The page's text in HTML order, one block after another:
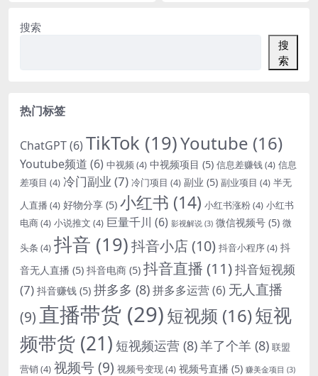
搜索
搜
索
热门标签
ChatGPT(6) TikTok (19)Youtube (16)
Youtube频道 (6) 中视频(4) 中视频项目 (5) 信息差赚钱(4) 信息
差项目 (4) 冷门副业 (7) 冷门项目 (4) 副业 (5) 副业项目 (4) 半无
人直播 (4) 好物分享 (5) 小红书 (14) 小红书涨粉(4) 小红书
电商(4) 小说推文 (4) 巨量千川 (6) 影视解说 (3) 微信视频号 (5) 微
头条 (4) 抖音 (19)抖音小店(10) 抖音小程序(4) 抖
音无人直播 (5) 抖音电商 (5) 抖音直播 (11)抖音短视频
(7) 抖音赚钱 (5) 拼多多 (8)拼多多运营(6) 无人直播
(9)直播带货 (29)短视频 (16)短视
频带货 (21) 短视频运营 (8)羊了个羊 (8) 联盟
营销 (4) 视频号(9) 视频号变现(4) 视频号直播 (5) 赚美金项目 (3)